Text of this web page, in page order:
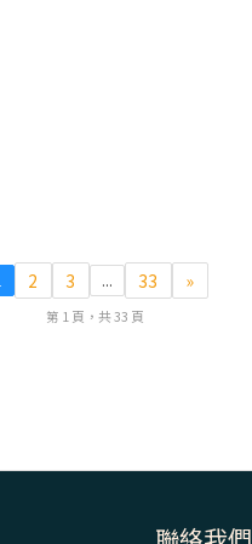
2 3 ... 33 »
第 1 頁，共 33 頁